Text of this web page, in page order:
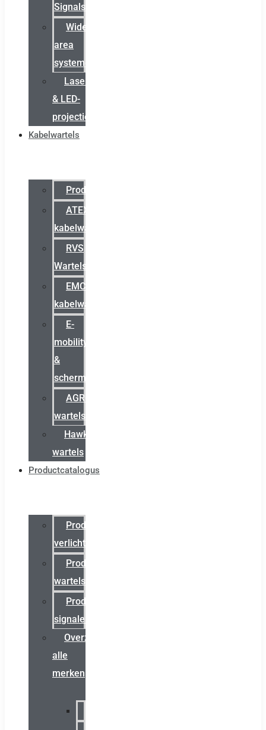
Signals
Wide
area
systemen
Laserbelijning
& LED-
projectie
Kabelwartels
Productcatalogus
ATEX
kabelwartels
RVS
Wartels
EMC
kabelwartels
E-
mobility
&
schermstromen
AGRO
wartels
Hawke
wartels
Productcatalogus
Productcatalogus
verlichting
Productcatalogus
wartels
Productcatalogus
signalering
Overzicht
alle
merken